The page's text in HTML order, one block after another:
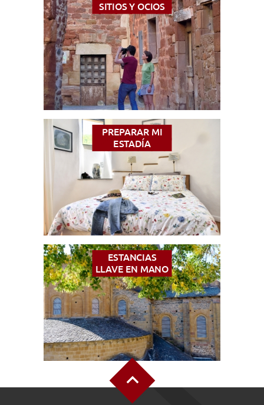
SITIOS Y OCIOS
PREPARAR MI
ESTADÍA
ESTANCIAS
LLAVE EN MANO